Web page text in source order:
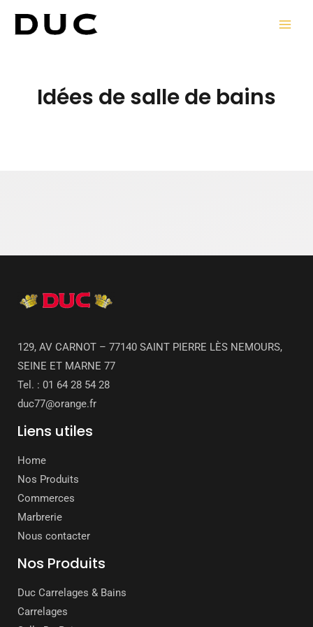
Idées de salle de bains
129, AV CARNOT – 77140 SAINT PIERRE LÈS NEMOURS,
SEINE ET MARNE 77
Tel. : 01 64 28 54 28
duc77@orange.fr
Liens utiles
Home
Nos Produits
Commerces
Marbrerie
Nous contacter
Nos Produits
Duc Carrelages & Bains
Carrelages